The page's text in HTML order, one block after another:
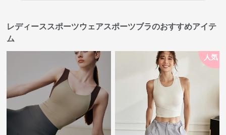
レディーススポーツウェアスポーツブラのおすすめアイテ
ム
人気